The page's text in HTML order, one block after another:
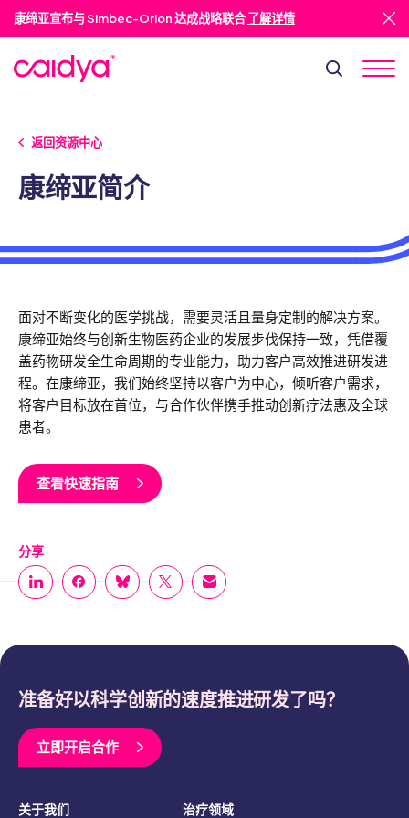
康缔亚宣布与 Simbec-Orion 达成战略联合了解详情
返回资源中心
康缔亚简介
面对不断变化的医学挑战，需要灵活且量身定制的解决方案。
康缔亚始终与创新生物医药企业的发展步伐保持一致，凭借覆
盖药物研发全生命周期的专业能力，助力客户高效推进研发进
程。在康缔亚，我们始终坚持以客户为中心，倾听客户需求，
将客户目标放在首位，与合作伙伴携手推动创新疗法惠及全球
患者。
查看快速指南
分享
准备好以科学创新的速度推进研发了吗？
立即开启合作
关于我们 治疗领域